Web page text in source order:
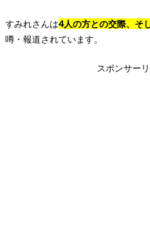
すみれさんは4人の方との交際、そ
噂・報道されています。
スポンサー